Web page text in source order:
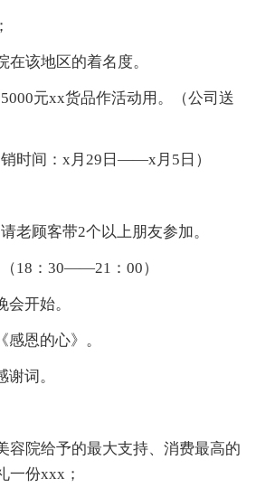
在该地区的着名度。
元xx货品作活动用。（公司送
时间：x月29日——x月5日）
老顾客带2个以上朋友参加。
18：30——21：00）
会开始。
感恩的心》。
词。
容院给予的最大支持、消费最高的
一份xxx；